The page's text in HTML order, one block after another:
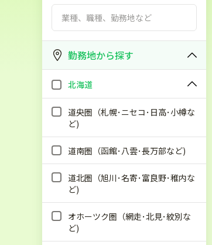
勤務地から探す
北海道
道央圏（札幌･ニセコ･日高･小樽な
ど)
道南圏（函館･八雲･長万部など)
道北圏（旭川･名寄･富良野･稚内な
ど)
オホーツク圏（網走･北見･紋別な
ど)